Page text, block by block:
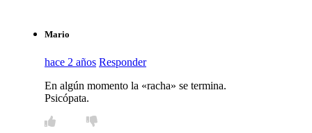
Mario
hace 2 años Responder
En algún momento la «racha» se termina.
Psicópata.